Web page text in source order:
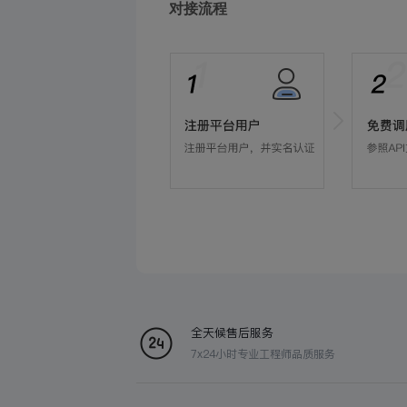
对接流程
全天候售后服务
7x24小时专业工程师品质服务